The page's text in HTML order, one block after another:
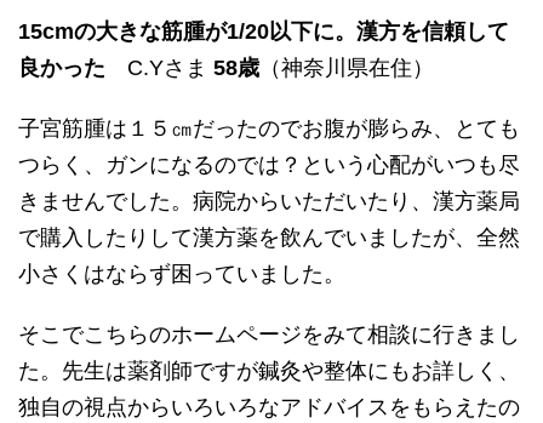
15cmの大きな筋腫が1/20以下に。漢方を信頼して
良かった C.Yさま 58歳 （神奈川県在住）
子宮筋腫は１５㎝だったのでお腹が膨らみ、とても
つらく、ガンになるのでは？という心配がいつも尽
きませんでした。病院からいただいたり、漢方薬局
で購入したりして漢方薬を飲んでいましたが、全然
小さくはならず困っていました。
そこでこちらのホームページをみて相談に行きまし
た。先生は薬剤師ですが鍼灸や整体にもお詳しく、
独自の視点からいろいろなアドバイスをもらえたの